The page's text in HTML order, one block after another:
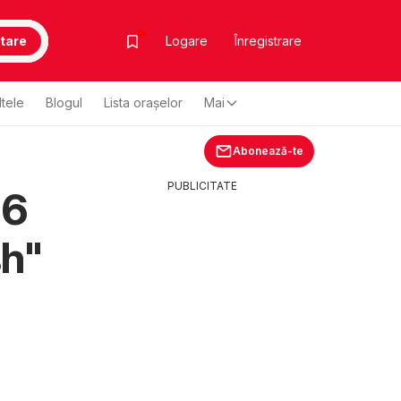
Logare Înregistrare
Blogul Lista oraşelor Mai
Abonează-te
PUBLICITATE